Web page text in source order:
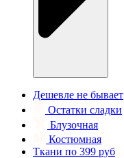
Дешевле не бывает
Остатки сладки
Блузочная
Костюмная
Ткани по 399 руб